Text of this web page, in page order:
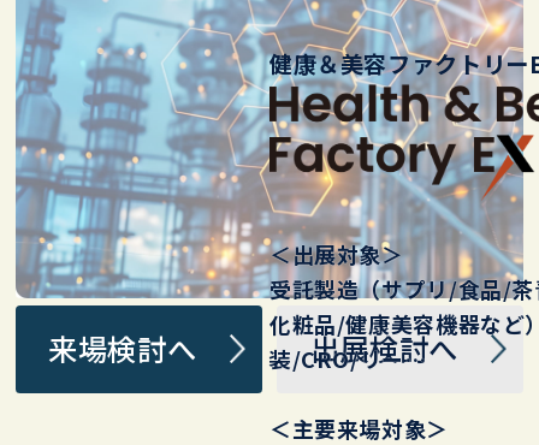
健康＆美容ファクトリー
＜出展対象＞
受託製造（サプリ/食品/
化粧品/健康美容機器など
装 /CRO/リー…
＜主要来場対象＞
来場検討へ 出展検討へ